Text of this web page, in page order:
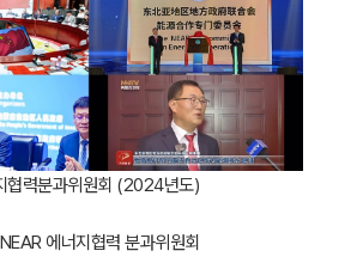
협력분과위원회 (2024년도)
에너지협력 분과위원회